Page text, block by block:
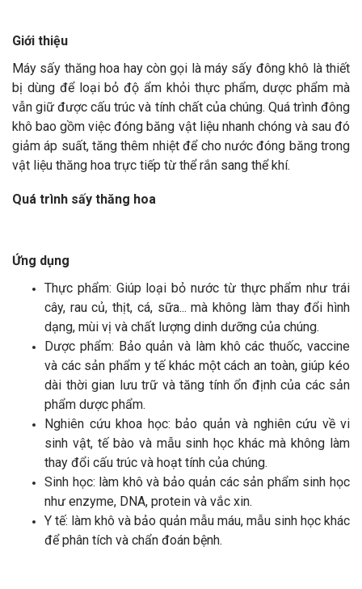
Giới thiệu
Máy sấy thăng hoa hay còn gọi là máy sấy đông khô là thiết
bị dùng để loại bỏ độ ẩm khỏi thực phẩm, dược phẩm mà
vẫn giữ được cấu trúc và tính chất của chúng. Quá trình đông
khô bao gồm việc đóng băng vật liệu nhanh chóng và sau đó
giảm áp suất, tăng thêm nhiệt để cho nước đóng băng trong
vật liệu thăng hoa trực tiếp từ thể rắn sang thể khí.
Quá trình sấy thăng hoa
Ứng dụng
Thực phẩm: Giúp loại bỏ nước từ thực phẩm như trái
cây, rau củ, thịt, cá, sữa... mà không làm thay đổi hình
dạng, mùi vị và chất lượng dinh dưỡng của chúng.
Dược phẩm: Bảo quản và làm khô các thuốc, vaccine
và các sản phẩm y tế khác một cách an toàn, giúp kéo
dài thời gian lưu trữ và tăng tính ổn định của các sản
phẩm dược phẩm.
Nghiên cứu khoa học: bảo quản và nghiên cứu về vi
sinh vật, tế bào và mẫu sinh học khác mà không làm
thay đổi cấu trúc và hoạt tính của chúng.
Sinh học: làm khô và bảo quản các sản phẩm sinh học
như enzyme, DNA, protein và vắc xin.
Y tế: làm khô và bảo quản mẫu máu, mẫu sinh học khác
để phân tích và chẩn đoán bệnh.